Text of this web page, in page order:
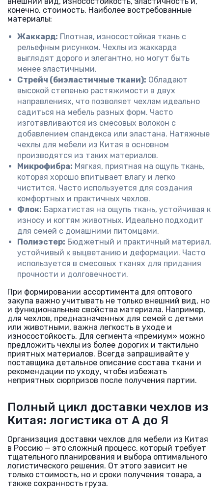
конечно, стоимость. Наиболее востребованные
материалы:
Жаккард: Плотная, износостойкая ткань с
рельефным рисунком. Чехлы из жаккарда
выглядят дорого и элегантно, но могут быть
менее эластичными.
Стрейч (биэластичные ткани): Обладают
высокой степенью растяжимости в двух
направлениях, что позволяет чехлам идеально
садиться на мебель разных форм. Часто
изготавливаются из смесовых волокон с
добавлением спандекса или эластана. Натяжные
чехлы для мебели из Китая в основном
производятся из таких материалов.
Микрофибра: Мягкая, приятная на ощупь ткань,
которая хорошо впитывает влагу и легко
чистится. Часто используется для создания
комфортных и практичных чехлов.
Флок: Бархатистая на ощупь ткань, устойчивая к
износу и когтям животных. Идеально подходит
для семей с домашними питомцами.
Полиэстер: Бюджетный и практичный материал,
устойчивый к выцветанию и деформации. Часто
используется в смесовых тканях для придания
прочности и долговечности.
При формировании ассортимента для оптового
закупа важно учитывать не только внешний вид, но
и функциональные свойства материала. Например,
для чехлов, предназначенных для семей с детьми
или животными, важна легкость в уходе и
износостойкость. Для сегмента «премиум» можно
предложить чехлы из более дорогих и тактильно
приятных материалов. Всегда запрашивайте у
поставщика детальное описание состава ткани и
рекомендации по уходу, чтобы избежать
неприятных сюрпризов после получения партии.
Полный цикл доставки чехлов из
Китая: логистика от А до Я
Организация доставки чехлов для мебели из Китая
в Россию — это сложный процесс, который требует
тщательного планирования и выбора оптимального
логистического решения. От этого зависит не
только стоимость, но и сроки получения товара, а
также сохранность груза.